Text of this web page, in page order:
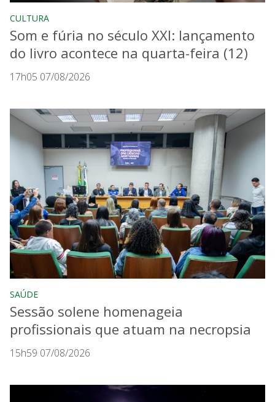
CULTURA
Som e fúria no século XXI: lançamento
do livro acontece na quarta-feira (12)
17h05 07/08/2026
SAÚDE
Sessão solene homenageia
profissionais que atuam na necropsia
15h59 07/08/2026